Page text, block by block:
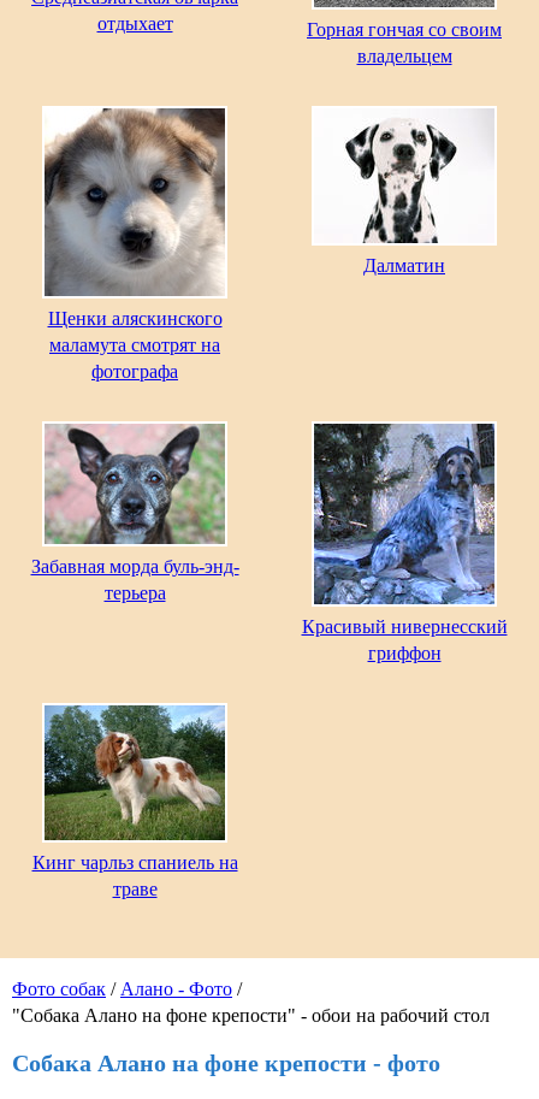
Фото собак / Алано - Фото /
"Собака Алано на фоне крепости" - обои на рабочий стол
Собака Алано на фоне крепости - фото
отдыхает
Горная гончая со своим
владельцем
Щенки аляскинского
маламута смотрят на
фотографа
Далматин
Забавная морда буль-энд-
терьера
Красивый нивернесский
гриффон
Кинг чарльз спаниель на
траве